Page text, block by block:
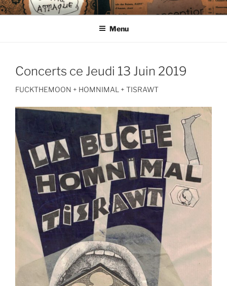
Aller
au
CIE LES ENDIMANCHÉS
Menu
Concerts ce Jeudi 13 Juin 2019
FUCKTHEMOON + HOMNIMAL + TISRAWT